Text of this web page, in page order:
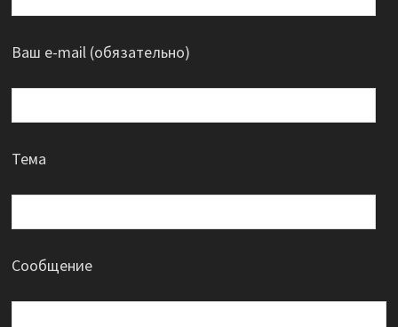
Ваш e-mail (обязательно)
Тема
Сообщение